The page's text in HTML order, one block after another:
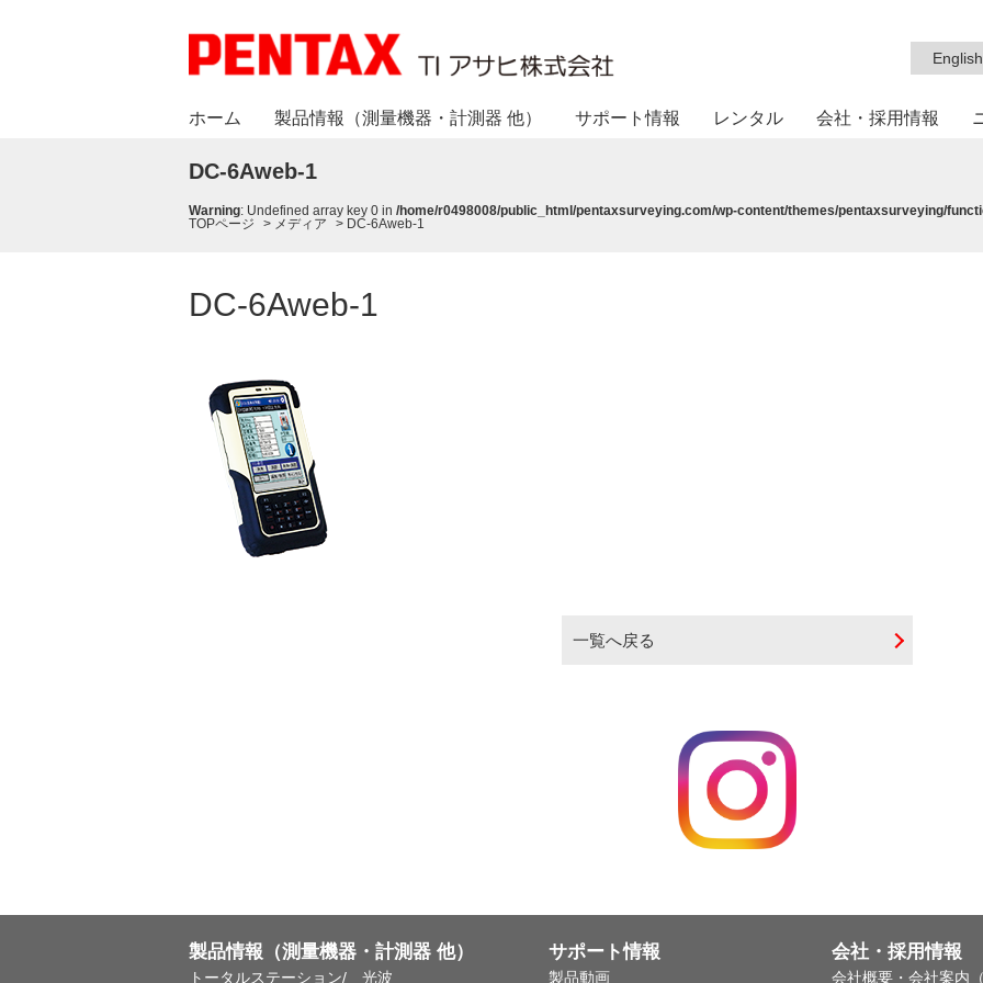
English
ホーム 製品情報（測量機器・計測器 他） サポート情報 レンタル 会社・採用情報
DC-6Aweb-1
Warning: Undefined array key 0 in /home/r0498008/public_html/pentaxsurveying.com/wp-content/themes/pentaxsurveying/
TOPページ
> メディア > DC-6Aweb-1
DC-6Aweb-1
一覧へ戻る
製品情報（測量機器・計測器 他）
トータルステーション/ 光波
サポート情報
製品動画
会社・採用情報
会社概要・会社案内（